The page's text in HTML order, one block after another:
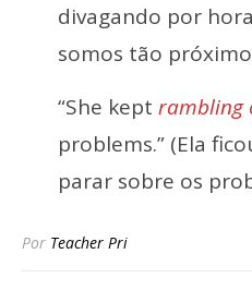
divagando por
somos tão
“She kept rambling
problems.” (Ela
parar sobre os
Por Teacher Pri